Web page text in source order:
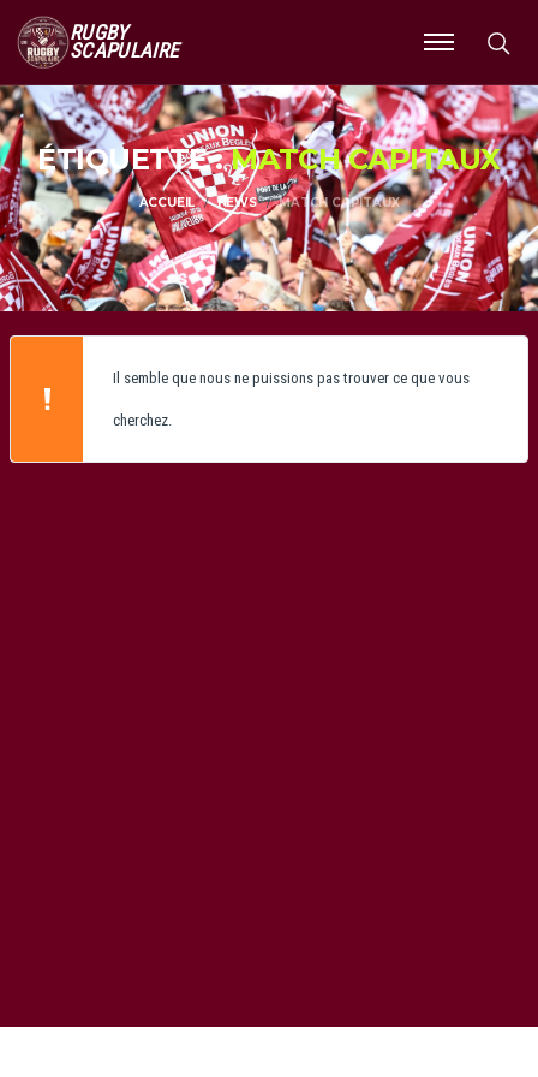
RUGBY
SCAPULAIRE
Ouvrir
le
menu
ÉTIQUETTE :MATCH CAPITAUX
ACCUEIL NEWS MATCH CAPITAUX
Il semble que nous ne puissions pas trouver ce que vous
cherchez.